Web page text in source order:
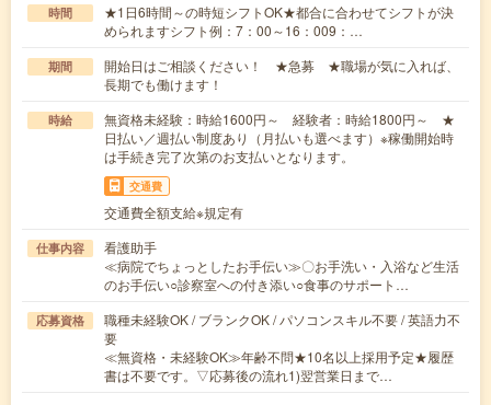
時間
★1日6時間～の時短シフトOK★都合に合わせてシフトが決
められますシフト例：7：00～16：009：…
期間
開始日はご相談ください！ ★急募 ★職場が気に入れば、
長期でも働けます！
時給
無資格未経験：時給1600円～ 経験者：時給1800円～ ★
日払い／週払い制度あり（月払いも選べます）※稼働開始時
は手続き完了次第のお支払いとなります。
交通費
交通費全額支給※規定有
仕事内容
看護助手
≪病院でちょっとしたお手伝い≫〇お手洗い・入浴など生活
のお手伝い○診察室への付き添い○食事のサポート…
応募資格
職種未経験OK / ブランクOK / パソコンスキル不要 / 英語力不
要
≪無資格・未経験OK≫年齢不問★10名以上採用予定★履歴
書は不要です。▽応募後の流れ1)翌営業日まで…